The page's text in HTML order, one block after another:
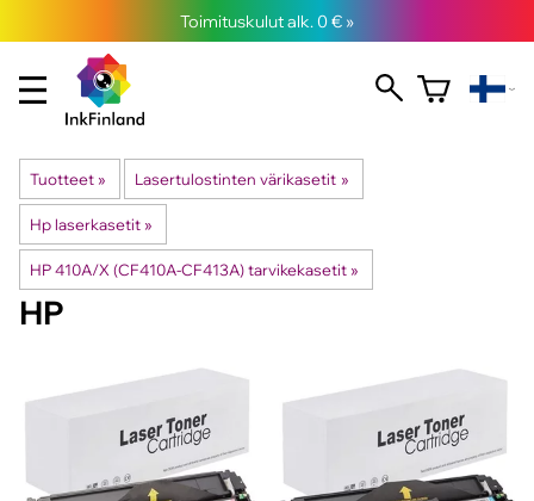
Toimituskulut alk. 0 € »
Tuotteet ‪» Lasertulostinten värikasetit ‪»
Hp laserkasetit ‪»
HP 410A/X (CF410A-CF413A) tarvikekasetit ‪»
HP